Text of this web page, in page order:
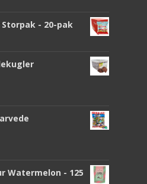
- 20-pak
Watermelon - 125